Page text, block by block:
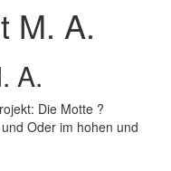
M. A.
A.
Die Motte ?
Oder im hohen und